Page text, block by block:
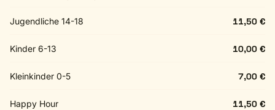
Jugendliche 14-18 11,50 €
Kinder 6-13 10,00 €
Kleinkinder 0-5 7,00 €
Happy Hour 11,50 €